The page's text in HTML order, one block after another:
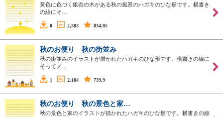
黄色に色づく銀杏の木がある秋の風景のハガキのひな形です。横書き
の線にそ…
0 2,383 834.05
秋のお便り 秋の街並み
秋の街並みのイラストが描かれたハガキのひな形です。横書きの線に
そってメ…
1 2,104 739.9
秋のお便り 秋の景色と家…
秋の景色と家のイラストが描かれたハガキのひな形です。横書きの線